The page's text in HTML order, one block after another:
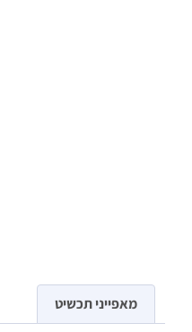
מאפייני תכשיט